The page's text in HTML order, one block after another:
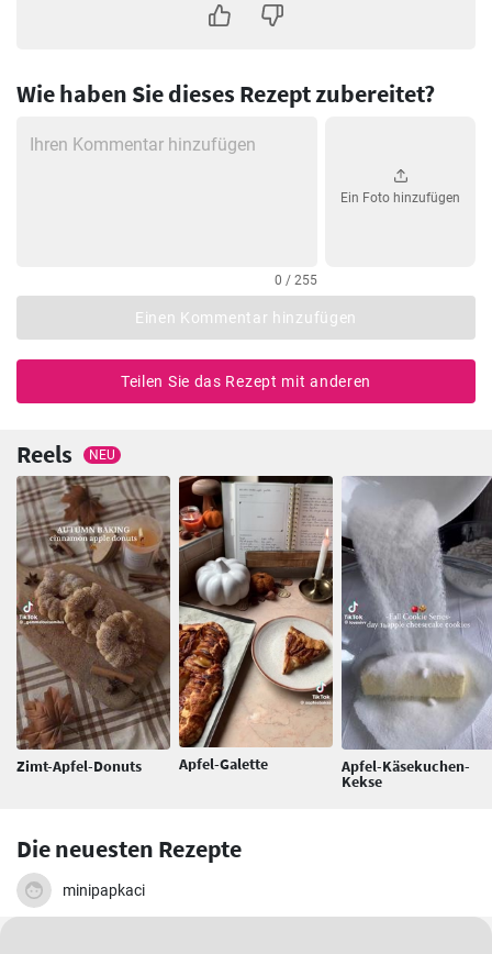
Wie haben Sie dieses Rezept zubereitet?
0 / 255
Ein Foto hinzufügen
Einen Kommentar hinzufügen
Teilen Sie das Rezept mit anderen
Reels NEU
Zimt-Apfel-Donuts Apfel-Galette Apfel-Käsekuchen-
Kekse
Die neuesten Rezepte
minipapkaci